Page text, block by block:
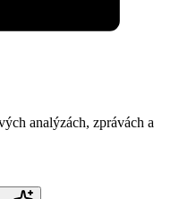
analýzách, zprávách a